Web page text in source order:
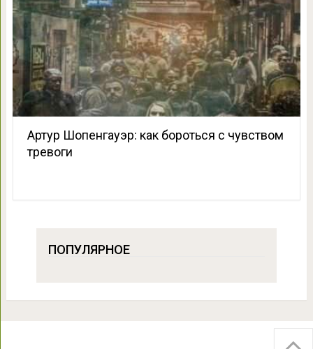
Артур Шопенгауэр: как бороться с чувством
тревоги
ПОПУЛЯРНОЕ